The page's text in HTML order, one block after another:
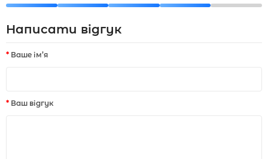
Написати відгук
Ваше ім’я
Ваш відгук